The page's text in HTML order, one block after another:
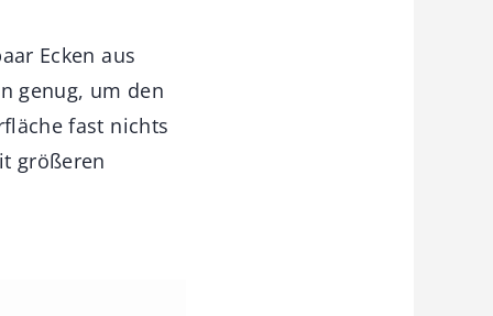
Ecken aus
genug, um den
fast nichts
größeren